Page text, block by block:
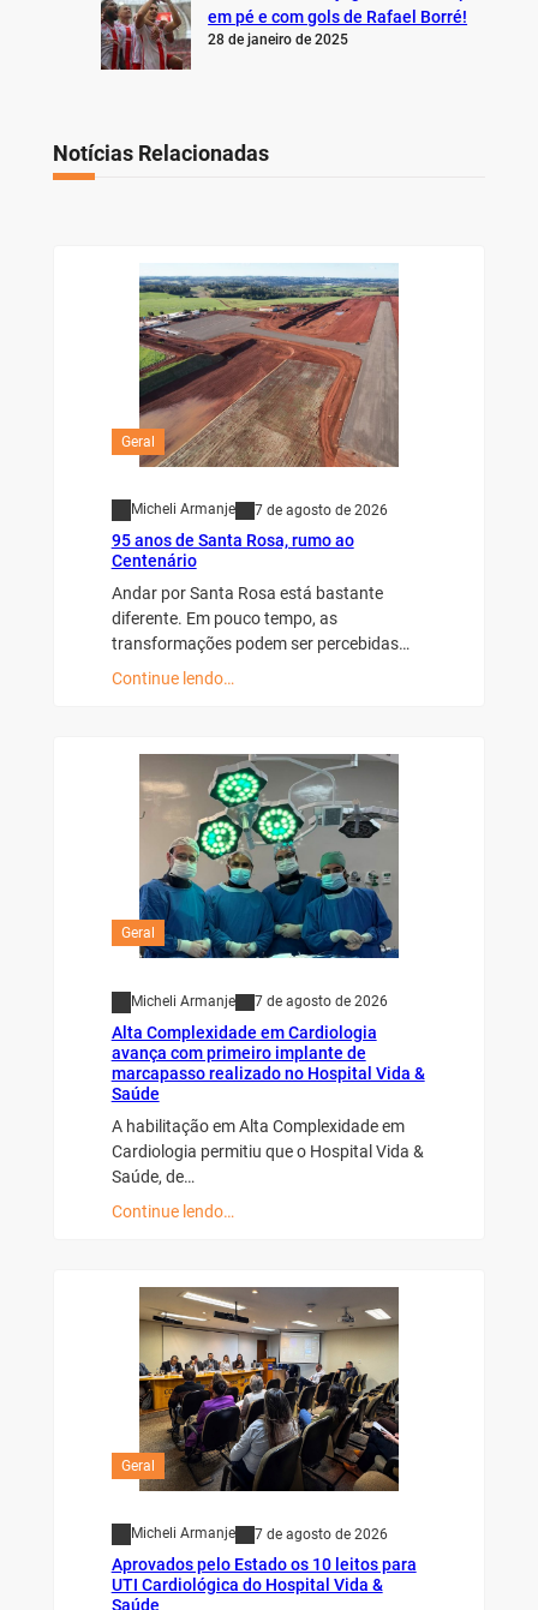
em pé e com gols de Rafael Borré!
28 de janeiro de 2025
Notícias Relacionadas
Geral
Micheli Armanje 7 de agosto de 2026
95 anos de Santa Rosa, rumo ao
Centenário
Andar por Santa Rosa está bastante
diferente. Em pouco tempo, as
transformações podem ser percebidas…
Continue lendo…
Geral
Micheli Armanje 7 de agosto de 2026
Alta Complexidade em Cardiologia
avança com primeiro implante de
marcapasso realizado no Hospital Vida &
Saúde
A habilitação em Alta Complexidade em
Cardiologia permitiu que o Hospital Vida &
Saúde, de…
Continue lendo…
Geral
Micheli Armanje 7 de agosto de 2026
Aprovados pelo Estado os 10 leitos para
UTI Cardiológica do Hospital Vida &
Saúde